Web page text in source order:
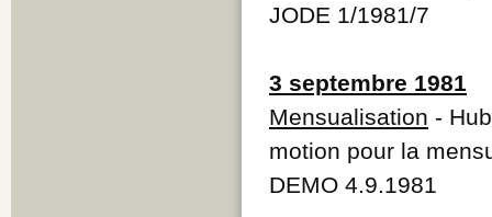
JODE 1/1981/7
3 septembre 1981
Mensualisation -
motion pour la
DEMO 4.9.1981